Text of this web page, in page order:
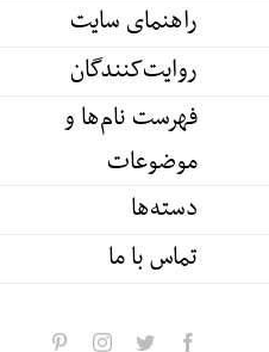
راهنمای سایت
روایت‌کنندگان
فهرست نام‌ها و
موضوعات
دسته‌ها
تماس با ما
facebook
twitter
instagram